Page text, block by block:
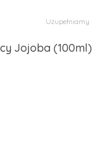
Uzupełniamy
Jojoba (100ml)